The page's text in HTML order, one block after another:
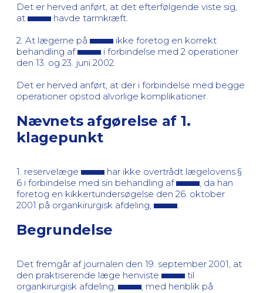
Det er herved anført, at det efterfølgende viste sig,
at
havde tarmkræft.
2. At lægerne på
ikke foretog en korrekt
behandling af
i forbindelse med 2 operationer
den 13. og 23. juni 2002.
Det er herved anført, at der i forbindelse med begge
operationer opstod alvorlige komplikationer.
Nævnets afgørelse af 1.
klagepunkt
1. reservelæge
har ikke overtrådt lægelovens §
6 i forbindelse med sin behandling af
, da han
foretog en kikkertundersøgelse den 26. oktober
2001 på organkirurgisk afdeling,
Begrundelse
Det fremgår af journalen den 19. september 2001, at
den praktiserende læge henviste
til
organkirurgisk afdeling,
, med henblik på